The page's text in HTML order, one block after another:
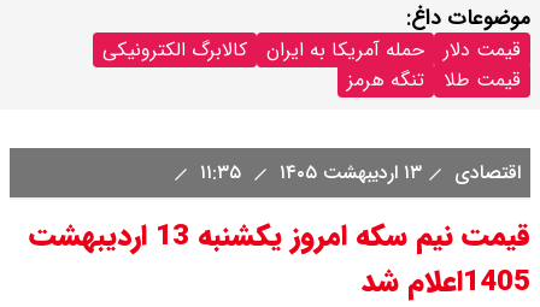
موضوعات داغ:
قیمت دلار حمله آمریکا به ایران
کالابرگ الکترونیکی
قیمت طلا
تنگه هرمز
اقتصادی ۱۳ اردیبهشت ۱۴۰۵
قیمت نیم سکه امروز یکشنبه 13 اردیبهشت
1405اعلام شد